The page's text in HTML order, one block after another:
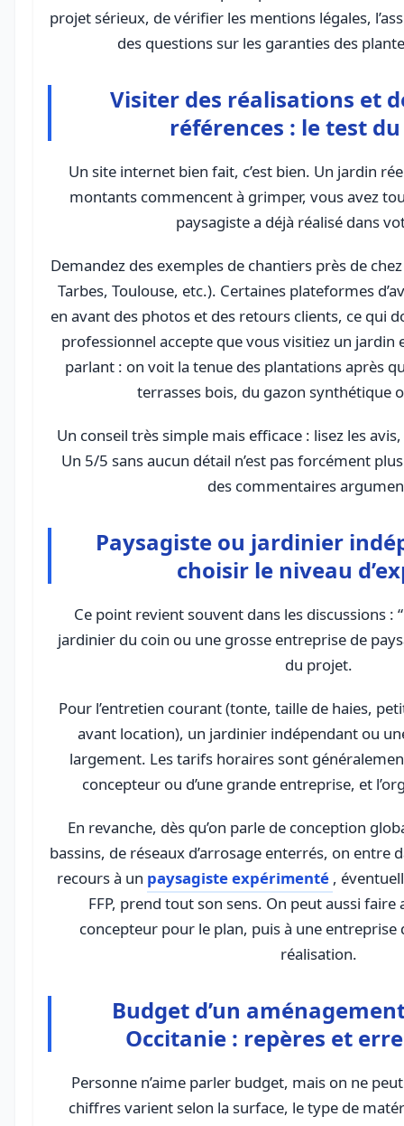
projet sérieux, de vérifier les mentions légales,
des questions sur les garanties des
Visiter des réalisations et
références : le test
Un site internet bien fait, c’est bien. Un jardin
montants commencent à grimper, vous avez
paysagiste a déjà réalisé dans
Demandez des exemples de chantiers près de
Tarbes, Toulouse, etc.). Certaines plateformes
en avant des photos et des retours clients, ce qui
professionnel accepte que vous visitiez un jardin
parlant : on voit la tenue des plantations après
terrasses bois, du gazon synthétique
Un conseil très simple mais efficace : lisez les
Un 5/5 sans aucun détail n’est pas forcément
des commentaires
Paysagiste ou jardinier
choisir le niveau
Ce point revient souvent dans les discussions :
jardinier du coin ou une grosse entreprise de
du projet.
Pour l’entretien courant (tonte, taille de haies,
avant location), un jardinier indépendant ou
largement. Les tarifs horaires sont
concepteur ou d’une grande entreprise, et
En revanche, dès qu’on parle de conception
bassins, de réseaux d’arrosage enterrés, on entre
recours à un paysagiste expérimenté ,
FFP, prend tout son sens. On peut aussi faire
concepteur pour le plan, puis à une entreprise
réalisation.
Budget d’un
Occitanie : repères et
Personne n’aime parler budget, mais on ne
chiffres varient selon la surface, le type de